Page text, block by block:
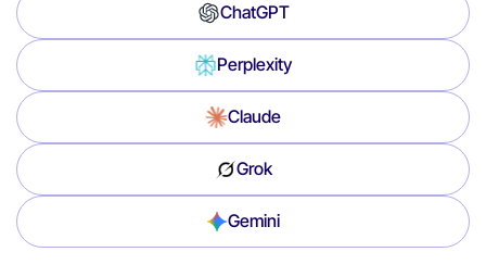
ChatGPT
Perplexity
Claude
Grok
Gemini